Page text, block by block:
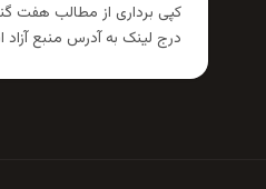
کپی برداری از مطالب هفت
درج لینک به آدرس منبع